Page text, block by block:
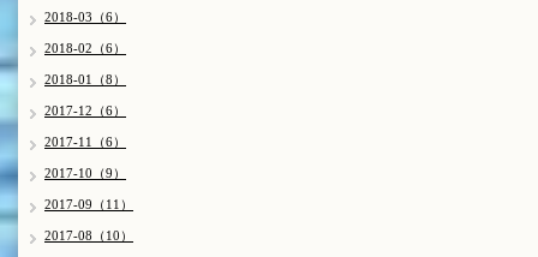
2018-03（6）
2018-02（6）
2018-01（8）
2017-12（6）
2017-11（6）
2017-10（9）
2017-09（11）
2017-08（10）